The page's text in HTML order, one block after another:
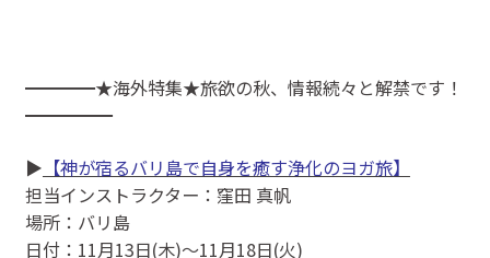
━━━━★海外特集★旅欲の秋、情報続々と解禁です！
━━━━━
▶ 【神が宿るバリ島で自身を癒す浄化のヨガ旅】
担当インストラクター：窪田 真帆
場所：バリ島
日付：11月13日(木)～11月18日(火)